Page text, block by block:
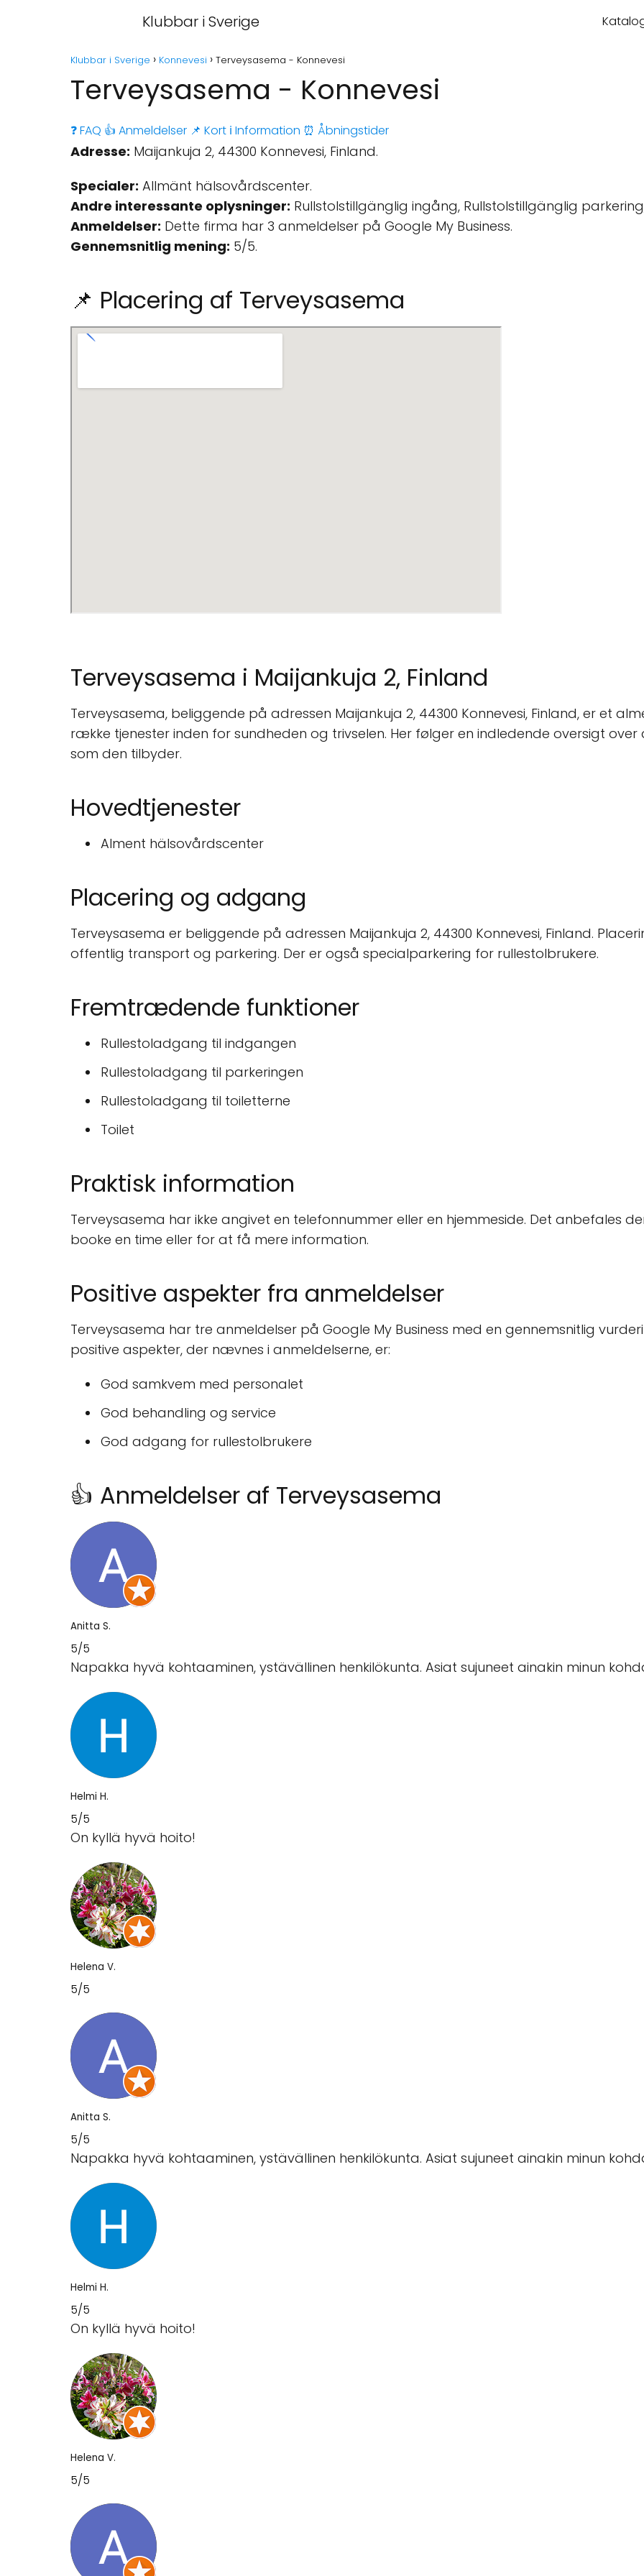
Klubbar i Sverige
Klubbar i Sverige Konnevesi Terveysasema - Konnevesi
Terveysasema - Konnevesi
❓ FAQ 👍 Anmeldelser 📌 Kort ℹ️ Information ⏰ Åbningstider
Adresse: Maijankuja 2, 44300 Konnevesi, Finland.
Specialer: Allmänt hälsovårdscenter.
Andre interessante oplysninger: Rullstolstillgänglig ingång, Rullstolstillgänglig
Anmeldelser: Dette firma har 3 anmeldelser på Google My Business.
Gennemsnitlig mening: 5/5.
📌 Placering af Terveysasema
Terveysasema i Maijankuja 2, Finland
Terveysasema, beliggende på adressen Maijankuja 2, 44300 Konnevesi, Finland, er et
række tjenester inden for sundheden og trivselen. Her følger en indledende oversigt
som den tilbyder.
Hovedtjenester
Alment hälsovårdscenter
Placering og adgang
Terveysasema er beliggende på adressen Maijankuja 2, 44300 Konnevesi, Finland.
offentlig transport og parkering. Der er også specialparkering for rullestolbrukere.
Fremtrædende funktioner
Rullestoladgang til indgangen
Rullestoladgang til parkeringen
Rullestoladgang til toiletterne
Toilet
Praktisk information
Terveysasema har ikke angivet en telefonnummer eller en hjemmeside. Det anbefales
booke en time eller for at få mere information.
Positive aspekter fra anmeldelser
Terveysasema har tre anmeldelser på Google My Business med en gennemsnitlig
positive aspekter, der nævnes i anmeldelserne, er:
God samkvem med personalet
God behandling og service
God adgang for rullestolbrukere
👍 Anmeldelser af Terveysasema
Anitta S.
5/5
Napakka hyvä kohtaaminen, ystävällinen henkilökunta. Asiat sujuneet ainakin minun
Helmi H.
5/5
On kyllä hyvä hoito!
Helena V.
5/5
Anitta S.
5/5
Napakka hyvä kohtaaminen, ystävällinen henkilökunta. Asiat sujuneet ainakin minun
Helmi H.
5/5
On kyllä hyvä hoito!
Helena V.
5/5